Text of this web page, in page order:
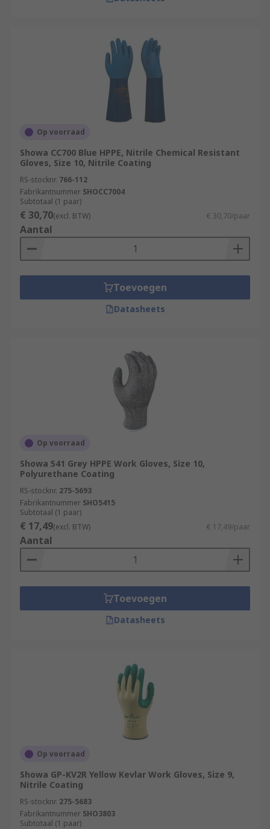
Op voorraad
Showa CC700 Blue HPPE, Nitrile Chemical Resistant
Gloves, Size 10, Nitrile Coating
RS-stocknr. 766-112
Fabrikantnummer SHOCC7004
Subtotaal (1 paar)
€ 30,70(excl. BTW) € 30,70/paar
Aantal
Toevoegen
Datasheets
Op voorraad
Showa 541 Grey HPPE Work Gloves, Size 10,
Polyurethane Coating
RS-stocknr. 275-5693
Fabrikantnummer SHO5415
Subtotaal (1 paar)
€ 17,49(excl. BTW) € 17,49/paar
Aantal
Toevoegen
Datasheets
Op voorraad
Showa GP-KV2R Yellow Kevlar Work Gloves, Size 9,
Nitrile Coating
RS-stocknr. 275-5683
Fabrikantnummer SHO3803
Subtotaal (1 paar)